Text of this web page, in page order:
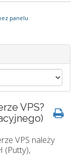
panelu
VPS?
VPS należy
(Putty),